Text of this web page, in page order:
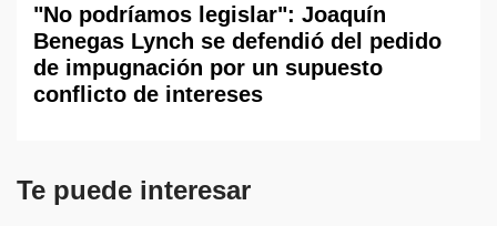
"No podríamos legislar": Joaquín
Benegas Lynch se defendió del pedido
de impugnación por un supuesto
conflicto de intereses
Te puede interesar